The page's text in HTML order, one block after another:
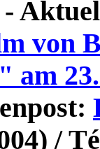
von
/